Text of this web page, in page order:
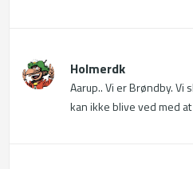
Holmerdk
Aarup.. Vi er Brøndby. Vi
kan ikke blive ved med